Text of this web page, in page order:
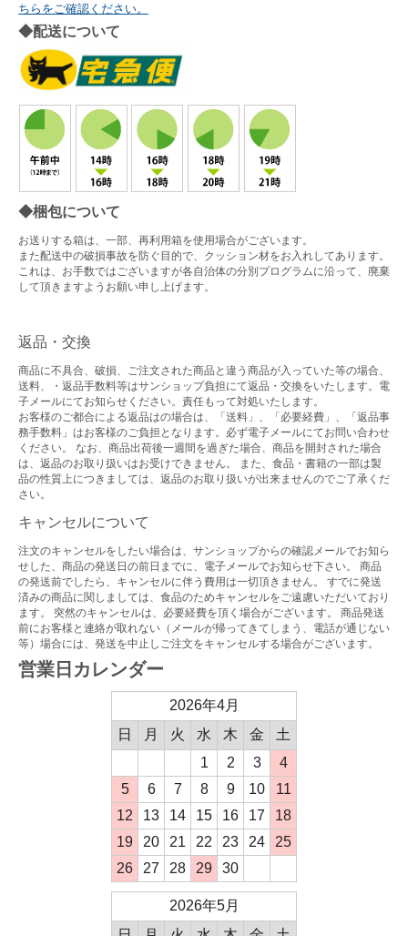
ちらをご確認ください。
◆配送について
◆梱包について
お送りする箱は、一部、再利用箱を使用場合がございます。
また配送中の破損事故を防ぐ目的で、クッション材をお入れしてあります。
これは、お手数ではございますが各自治体の分別プログラムに沿って、廃棄
して頂きますようお願い申し上げます。
返品・交換
商品に不具合、破損、ご注文された商品と違う商品が入っていた等の場合、
送料、・返品手数料等はサンショップ負担にて返品・交換をいたします。電
子メールにてお知らせください。責任もって対処いたします。
お客様のご都合による返品はの場合は、「送料」、「必要経費」、「返品事
務手数料」はお客様のご負担となります。必ず電子メールにてお問い合わせ
ください。 なお、商品出荷後一週間を過ぎた場合、商品を開封された場合
は、返品のお取り扱いはお受けできません。 また、食品・書籍の一部は製
品の性質上につきましては、返品のお取り扱いが出来ませんのでご了承くだ
さい。
キャンセルについて
注文のキャンセルをしたい場合は、サンショップからの確認メールでお知ら
せした、商品の発送日の前日までに、電子メールでお知らせ下さい。 商品
の発送前でしたら、キャンセルに伴う費用は一切頂きません。 すでに発送
済みの商品に関しましては、食品のためキャンセルをご遠慮いただいており
ます。 突然のキャンセルは、必要経費を頂く場合がございます。 商品発送
前にお客様と連絡が取れない（メールが帰ってきてしまう、電話が通じない
等）場合には、発送を中止しご注文をキャンセルする場合がございます。
営業日カレンダー
2026年4月
日
月 火 水 木 金
土
1
2 3
4
5
6 7 8 9 10
11
12
13 14 15 16 17
18
19
20 21 22 23 24
25
26
27 28 29 30
2026年5月